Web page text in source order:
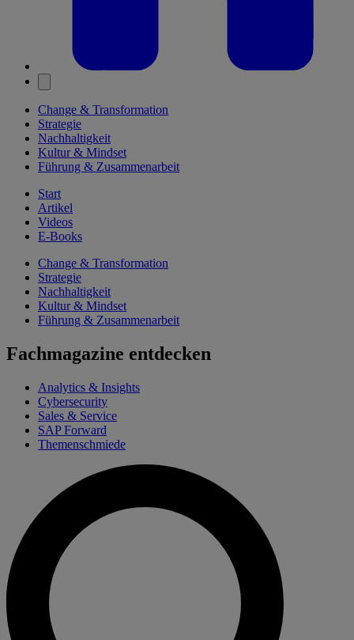
Change & Transformation
Strategie
Nachhaltigkeit
Kultur & Mindset
Führung & Zusammenarbeit
Start
Artikel
Videos
E-Books
Change & Transformation
Strategie
Nachhaltigkeit
Kultur & Mindset
Führung & Zusammenarbeit
Fachmagazine entdecken
Analytics & Insights
Cybersecurity
Sales & Service
SAP Forward
Themenschmiede